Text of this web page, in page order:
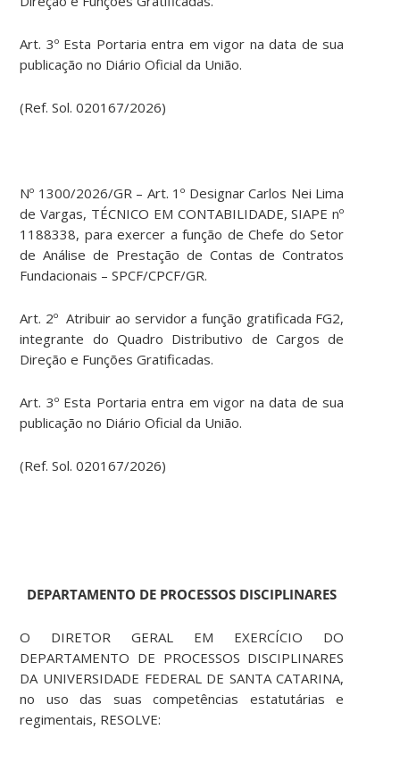
Art. 3º Esta Portaria entra em vigor na data de sua
publicação no Diário Oficial da União.
(Ref. Sol. 020167/2026)
Nº 1300/2026/GR – Art. 1º Designar Carlos Nei Lima
de Vargas, TÉCNICO EM CONTABILIDADE, SIAPE nº
1188338, para exercer a função de Chefe do Setor
de Análise de Prestação de Contas de Contratos
Fundacionais – SPCF/CPCF/GR.
Art. 2º Atribuir ao servidor a função gratificada FG2,
integrante do Quadro Distributivo de Cargos de
Direção e Funções Gratificadas.
Art. 3º Esta Portaria entra em vigor na data de sua
publicação no Diário Oficial da União.
(Ref. Sol. 020167/2026)
DEPARTAMENTO DE PROCESSOS DISCIPLINARES
O DIRETOR GERAL EM EXERCÍCIO DO
DEPARTAMENTO DE PROCESSOS DISCIPLINARES
DA UNIVERSIDADE FEDERAL DE SANTA CATARINA,
no uso das suas competências estatutárias e
regimentais, RESOLVE: